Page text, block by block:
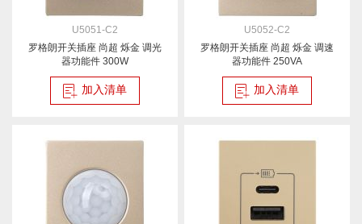
U5051-C2
罗格朗开关插座 尚超 烁金 调光
器功能件 300W
加入清单
U5052-C2
罗格朗开关插座 尚超 烁金 调速
器功能件 250VA
加入清单